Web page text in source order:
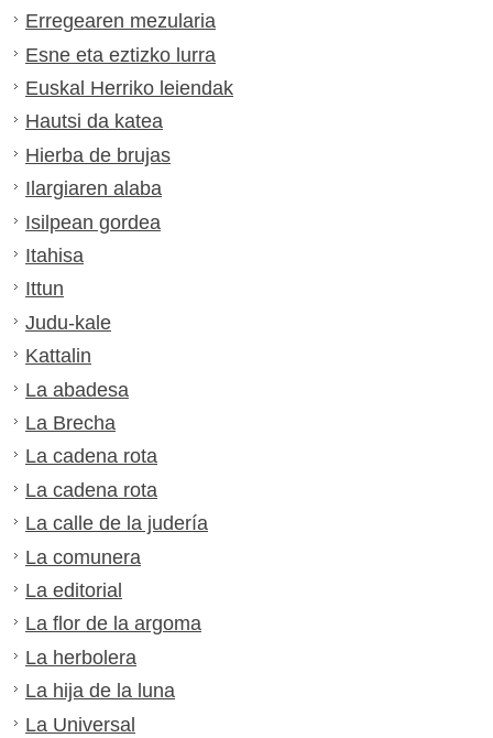
Erregearen mezularia
Esne eta eztizko lurra
Euskal Herriko leiendak
Hautsi da katea
Hierba de brujas
Ilargiaren alaba
Isilpean gordea
Itahisa
Ittun
Judu-kale
Kattalin
La abadesa
La Brecha
La cadena rota
La cadena rota
La calle de la judería
La comunera
La editorial
La flor de la argoma
La herbolera
La hija de la luna
La Universal